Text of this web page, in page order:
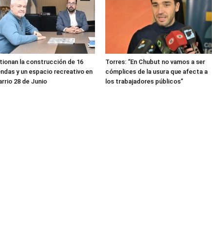
la construcción de 16
y un espacio recreativo en
28 de Junio
Torres: “En Chubut no vamos a ser
cómplices de la usura que afecta a
los trabajadores públicos”